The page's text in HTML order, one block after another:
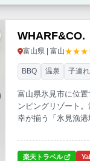
WHARF&CO.
富山県 | 富山
富山県氷見市に位
ンピングリゾート
幸が揃う「氷見漁
BBQ 温泉 子連れ
楽天トラベル